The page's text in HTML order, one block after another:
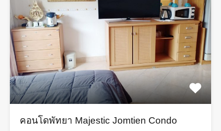
คอนโดพัทยา Majestic Jomtien Condo